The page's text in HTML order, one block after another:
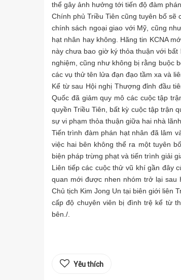
thể gây ảnh hưởng tới tiến độ đàm
Chính phủ Triều Tiên cũng tuyên bố
chính sách ngoại giao với Mỹ, cũng
hạt nhân hay không. Hãng tin KCNA
này chưa bao giờ ký thỏa thuận với
nghiệm, cũng như không bị rằng buộc
các vụ thử tên lửa đạn đạo tầm xa và
Kể từ sau Hội nghị Thượng đỉnh đầu
Quốc đã giảm quy mô các cuộc tập
quyền Triều Tiên, bất kỳ cuộc tập trận
sự vi phạm thỏa thuận giữa hai nhà
Tiến trình đàm phán hạt nhân đã lâm
việc hai bên không thể ra một tuyên
biện pháp trừng phạt và tiến trình giải
Liên tiếp các cuộc thử vũ khí gần đây
quan mới được nhen nhóm trở lại sau
Chủ tịch Kim Jong Un tại biên giới liên
cấp độ chuyên viên bị đình trệ kể từ
bên./.
Yêu thích